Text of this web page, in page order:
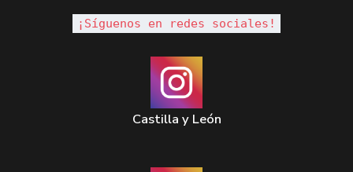
¡Síguenos en redes sociales!
Castilla y León